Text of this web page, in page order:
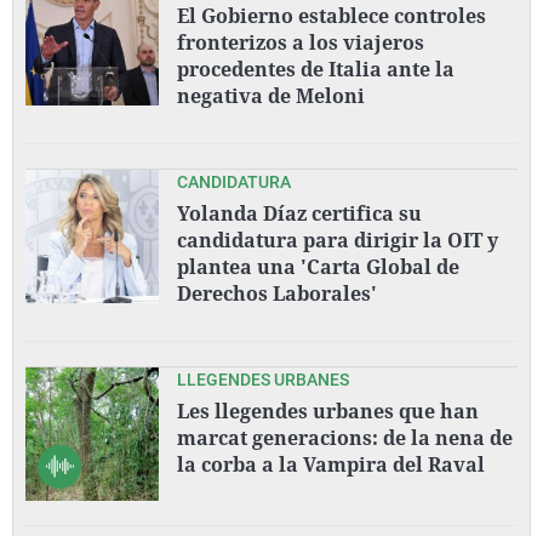
El Gobierno establece controles
fronterizos a los viajeros
procedentes de Italia ante la
negativa de Meloni
CANDIDATURA
Yolanda Díaz certifica su
candidatura para dirigir la OIT y
plantea una 'Carta Global de
Derechos Laborales'
LLEGENDES URBANES
Les llegendes urbanes que han
marcat generacions: de la nena de
la corba a la Vampira del Raval